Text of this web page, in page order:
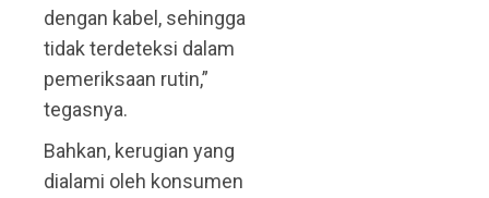
dengan kabel, sehingga
tidak terdeteksi dalam
pemeriksaan rutin,”
tegasnya.
Bahkan, kerugian yang
dialami oleh konsumen